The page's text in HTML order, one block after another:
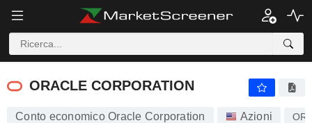
ORACLE CORPORATION
ORACLE CORPORATION
Conto economico Oracle Corporation Azioni